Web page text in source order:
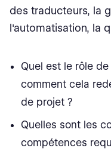
des traducteurs, la
l'automatisation, la
Quel est le rôle
comment cela
de projet ?
Quelles sont les
compétences